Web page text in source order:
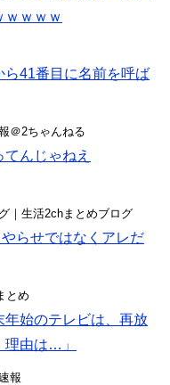
ｗｗｗｗ
41番目に名前を呼ば
＠2ちゃんねる
んじゃねえ
｜生活2chまとめブログ
らせではなくアレだ
とめ
年始のテレビは、再放
理由は…」
報